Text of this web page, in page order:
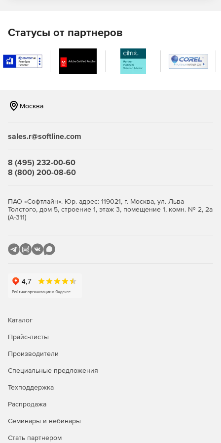
.NET.
Предоставление данных для выбора приоритетных
задач в области разработки и исправления ошибок
ПО.
Автоматическое оповещение о каждом исключении,
обнаруженном конечными пользователями.
снимков экрана к отчетам об ошибках.
Обфускация кода:
Обеспечение большей комплексности структуры
Кодирование строк, содержащих уязвимые данные.
обфускации кода, уменьшения размера приложений и
ускорения доставки данных, генерации отчетов об
возможностями защиты подлинности, использования
SDK для программного доступа к оперативным
Статусы от партнеров
Москва
sales.r@softline.com
8 (495) 232-00-60
8 (800) 200-08-60
ПАО «Софтлайн». Юр. адрес: 119021, г. Москва, ул. Льва
Толстого, дом 5, строение 1, этаж 3, помещение 1, комн. № 2, 2а
(А-311)
Каталог
Прайс-листы
Производители
Специальные предложения
Техподдержка
Распродажа
Семинары и вебинары
Стать партнером